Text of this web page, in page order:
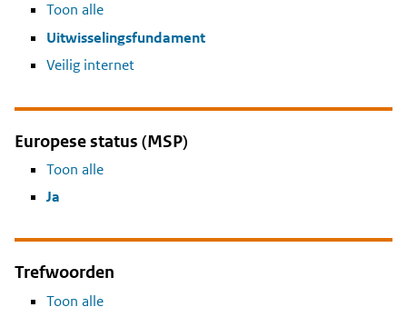
Toon alle
Uitwisselingsfundament
Veilig internet
Europese status (MSP)
Toon alle
Ja
Trefwoorden
Toon alle